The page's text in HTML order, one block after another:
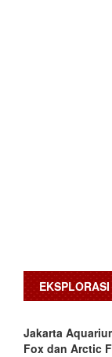
EKSPLORASI
Jakarta
Fox dan Arctic